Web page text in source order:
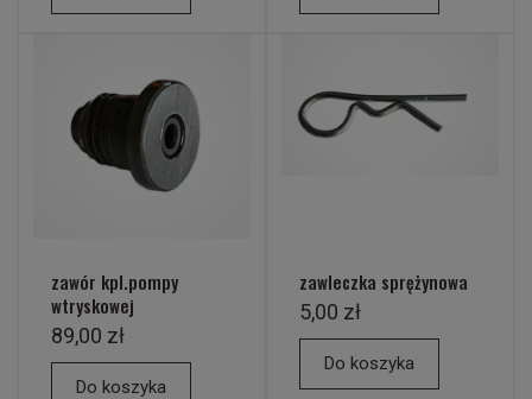
zawór kpl.pompy
wtryskowej
89,00 zł
Do koszyka
zawleczka sprężynowa
5,00 zł
Do koszyka